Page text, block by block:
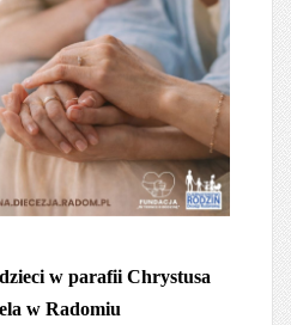
w parafii Chrystusa
w Radomiu